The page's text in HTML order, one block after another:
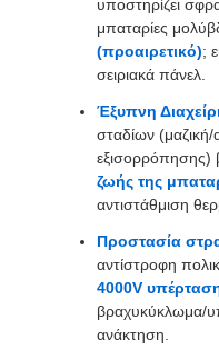
υποστηρίζει
μπαταρίες
(προαιρετικό);
σειριακά πάνελ.
Έξυπνη
σταδίων
εξισορρόπησης)
ζωής της
αντιστάθμιση
Προστασία
αντίστροφη
4000V
βραχυκύκλωμα/
ανάκτηση.